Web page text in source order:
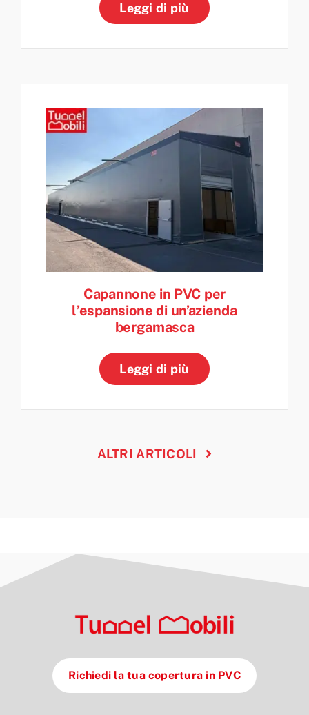
Leggi di più
Capannone in PVC per
l’espansione di un’azienda
bergamasca
Leggi di più
ALTRI ARTICOLI
Richiedi la tua copertura in PVC